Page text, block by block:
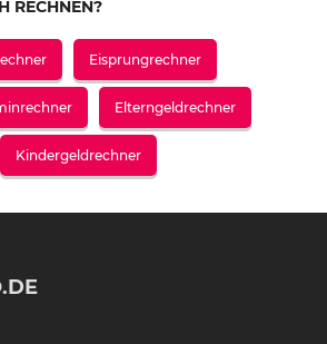
RECHNEN?
Eisprungrechner
Elterngeldrechner
Kindergeldrechner